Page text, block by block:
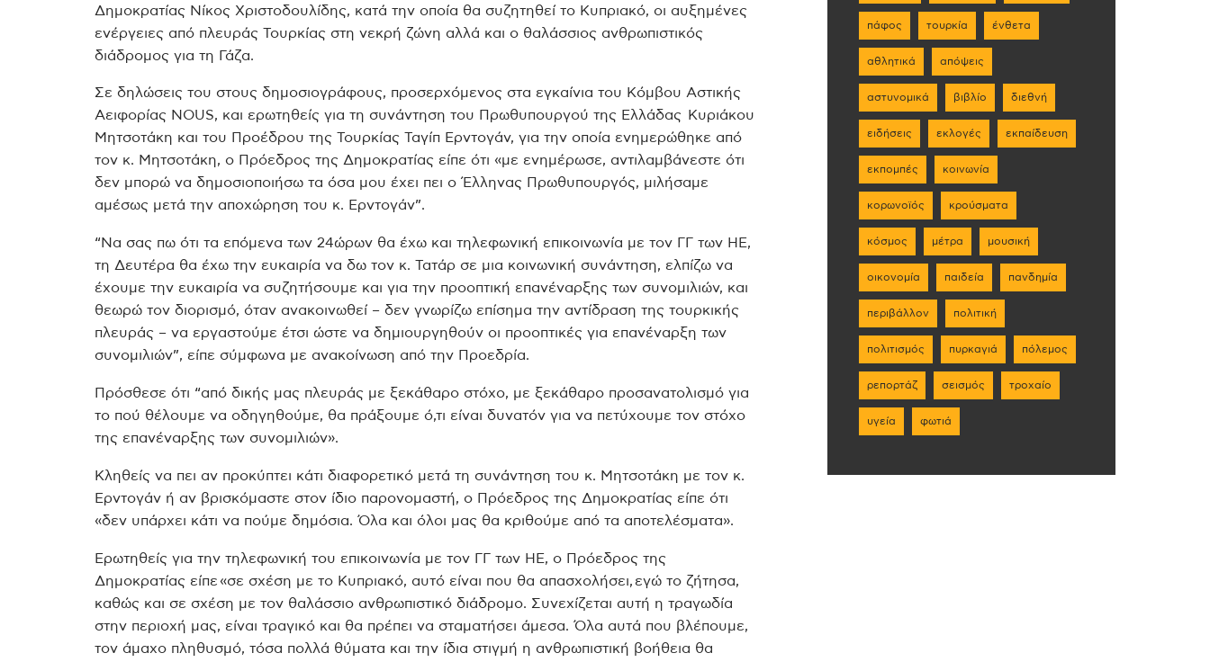
Δημοκρατίας Νίκος Χριστοδουλίδης, κατά την οποία θα συζητηθεί το Κυπριακό, οι αυξημένες
ενέργειες από πλευράς Τουρκίας στη νεκρή ζώνη αλλά και ο θαλάσσιος ανθρωπιστικός
διάδρομος για τη Γάζα.
Σε δηλώσεις του στους δημοσιογράφους, προσερχόμενος στα εγκαίνια του Κόμβου Αστικής
Αειφορίας ΝΟUS, και ερωτηθείς για τη συνάντηση του Πρωθυπουργού της Ελλάδας Κυριάκου
Μητσοτάκη και του Προέδρου της Τουρκίας Ταγίπ Ερντογάν, για την οποία ενημερώθηκε από
τον κ. Μητσοτάκη, ο Πρόεδρος της Δημοκρατίας είπε ότι «με ενημέρωσε, αντιλαμβάνεστε ότι
δεν μπορώ να δημοσιοποιήσω τα όσα μου έχει πει ο Έλληνας Πρωθυπουργός, μιλήσαμε
αμέσως μετά την αποχώρηση του κ. Ερντογάν”.
“Να σας πω ότι τα επόμενα των 24ώρων θα έχω και τηλεφωνική επικοινωνία με τον ΓΓ των ΗΕ,
τη Δευτέρα θα έχω την ευκαιρία να δω τον κ. Τατάρ σε μια κοινωνική συνάντηση, ελπίζω να
έχουμε την ευκαιρία να συζητήσουμε και για την προοπτική επανέναρξης των συνομιλιών, και
θεωρώ τον διορισμό, όταν ανακοινωθεί – δεν γνωρίζω επίσημα την αντίδραση της τουρκικής
πλευράς – να εργαστούμε έτσι ώστε να δημιουργηθούν οι προοπτικές για επανέναρξη των
συνομιλιών”, είπε σύμφωνα με ανακοίνωση από την Προεδρία.
Πρόσθεσε ότι “από δικής μας πλευράς με ξεκάθαρο στόχο, με ξεκάθαρο προσανατολισμό για
το πού θέλουμε να οδηγηθούμε, θα πράξουμε ό,τι είναι δυνατόν για να πετύχουμε τον στόχο
της επανέναρξης των συνομιλιών».
Κληθείς να πει αν προκύπτει κάτι διαφορετικό μετά τη συνάντηση του κ. Μητσοτάκη με τον κ.
Ερντογάν ή αν βρισκόμαστε στον ίδιο παρονομαστή, ο Πρόεδρος της Δημοκρατίας είπε ότι
«δεν υπάρχει κάτι να πούμε δημόσια. Όλα και όλοι μας θα κριθούμε από τα αποτελέσματα».
Ερωτηθείς για την τηλεφωνική του επικοινωνία με τον ΓΓ των ΗΕ, ο Πρόεδρος της
Δημοκρατίας είπε «σε σχέση με το Κυπριακό, αυτό είναι που θα απασχολήσει, εγώ το ζήτησα,
καθώς και σε σχέση με τον θαλάσσιο ανθρωπιστικό διάδρομο. Συνεχίζεται αυτή η τραγωδία
στην περιοχή μας, είναι τραγικό και θα πρέπει να σταματήσει άμεσα. Όλα αυτά που βλέπουμε,
τον άμαχο πληθυσμό, τόσα πολλά θύματα και την ίδια στιγμή η ανθρωπιστική βοήθεια θα
πάφος τουρκία ένθετα
αθλητικά απόψεις
αστυνομικά βιβλίο διεθνή
ειδήσεις εκλογές εκπαίδευση
εκπομπές κοινωνία
κορωνοϊός κρούσματα
κόσμος μέτρα μουσική
οικονομία παιδεία πανδημία
περιβάλλον πολιτική
πολιτισμός πυρκαγιά πόλεμος
ρεπορτάζ σεισμός τροχαίο
υγεία φωτιά